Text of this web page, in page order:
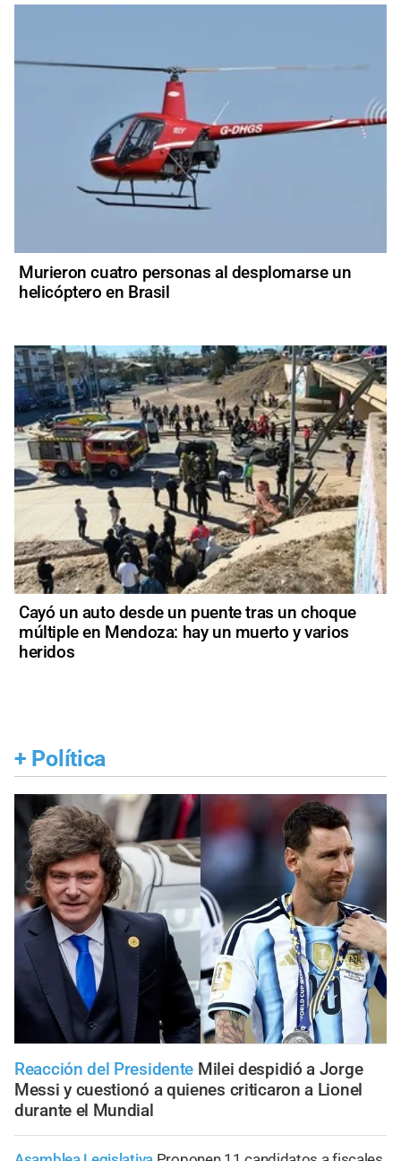
Murieron cuatro personas al desplomarse un
helicóptero en Brasil
Cayó un auto desde un puente tras un choque
múltiple en Mendoza: hay un muerto y varios
heridos
+ Política
Reacción del Presidente Milei despidió a Jorge
Messi y cuestionó a quienes criticaron a Lionel
durante el Mundial